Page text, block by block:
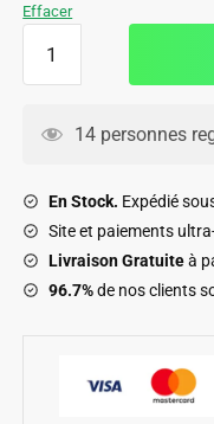
Effacer
Maillot
2025
2026
Bleu
Blanc
14 personnes
En Stock. Expédié
Site et paiements
Livraison Gratuiteà
96.7%de nos clients